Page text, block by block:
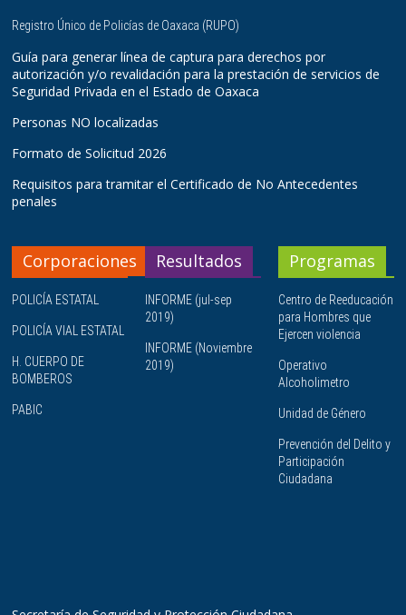
Registro Único de Policías de Oaxaca (RUPO)
Guía para generar línea de captura para derechos por
autorización y/o revalidación para la prestación de servicios de
Seguridad Privada en el Estado de Oaxaca
Personas NO localizadas
Formato de Solicitud 2026
Requisitos para tramitar el Certificado de No Antecedentes
penales
Corporaciones
POLICÍA ESTATAL
POLICÍA VIAL ESTATAL
H. CUERPO DE
BOMBEROS
PABIC
Resultados
INFORME (jul-sep
2019)
INFORME (Noviembre
2019)
Programas
Centro de Reeducación
para Hombres que
Ejercen violencia
Operativo
Alcoholimetro
Unidad de Género
Prevención del Delito y
Participación
Ciudadana